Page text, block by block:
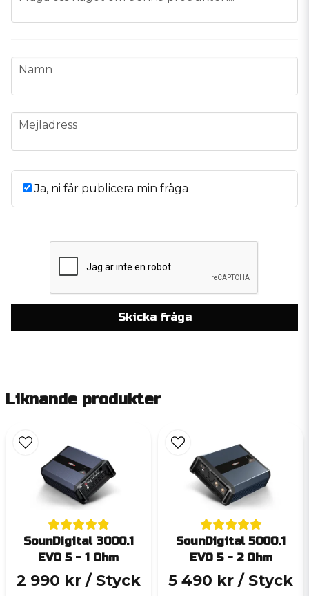
name
Namn
email
Mejladress
Ja, ni får publicera min fråga
Skicka fråga
Liknande produkter
SounDigital 3000.1
EVO 5 - 1 Ohm
2 990 kr / Styck
SounDigital 5000.1
EVO 5 - 2 Ohm
5 490 kr / Styck